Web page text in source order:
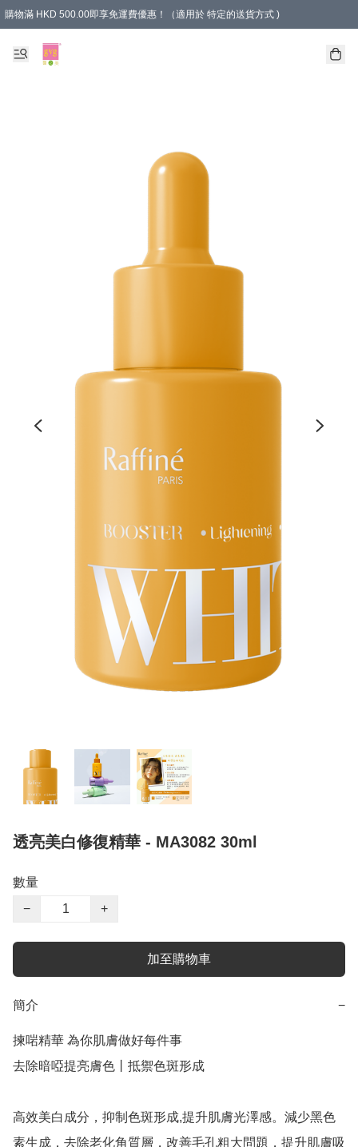
購物滿 HKD 500.00即享免運費優惠！（適用於 特定的送貨方式 )
透亮美白修復精華 - MA3082 30ml
數量
−
+
加至購物車
簡介 −
揀啱精華 為你肌膚做好每件事
去除暗啞提亮膚色丨抵禦色斑形成
高效美白成分，抑制色斑形成,提升肌膚光澤感。減少黑色
素生成，去除老化角質層，改善毛孔粗大問題，提升肌膚吸